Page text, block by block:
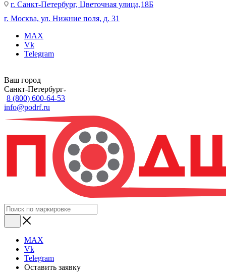
г. Санкт-Петербург, Цветочная улица,18Б
г. Москва, ул. Нижние поля, д. 31
MAX
Vk
Telegram
Ваш город
Санкт-Петербург
8 (800) 600-64-53
info@podrf.ru
MAX
Vk
Telegram
Оставить заявку